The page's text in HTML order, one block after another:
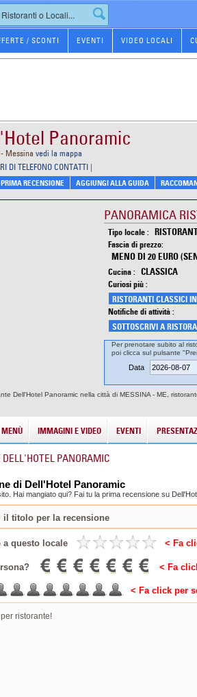
/ SCONTI EVENTI VIDEO LOCALI
Panoramic
- Messina vedi la mappa
DI TELEFONO CONTATTI |
RECENSIONE AGGIUNGI ALLA GUIDA
PANORAMICA
Tipo locale :
Fascia di prezzo:
MENO DI 20 EURO
Cucina : CLASSICA
Curiosi più :
RISTORANTI CLASSICI
Notifiche di attività :
SOTTOSCRIVI A
Per prenotare subito al
poi clicca sul pulsante
Data
Dell'Hotel Panoramic nella città di MESSINA - ME,
MENÙ IMMAGINI E VIDEO EVENTI
PANORAMIC
di Dell'Hotel Panoramic
Hai mangiato qui? Fai tu la prima recensione su
a questo locale < Fa
< Fa
< Fa click per